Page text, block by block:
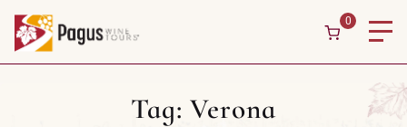
Skip to content
0
Tag: Verona